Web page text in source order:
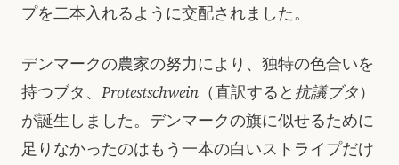
プを二本入れるように交配されました。
デンマークの農家の努力により、独特の色合いを
持つブタ、 Protestschwein （直訳すると 抗議ブタ）
が誕生しました。デンマークの旗に似せるために
足りなかったのはもう一本の白いストライプだけ